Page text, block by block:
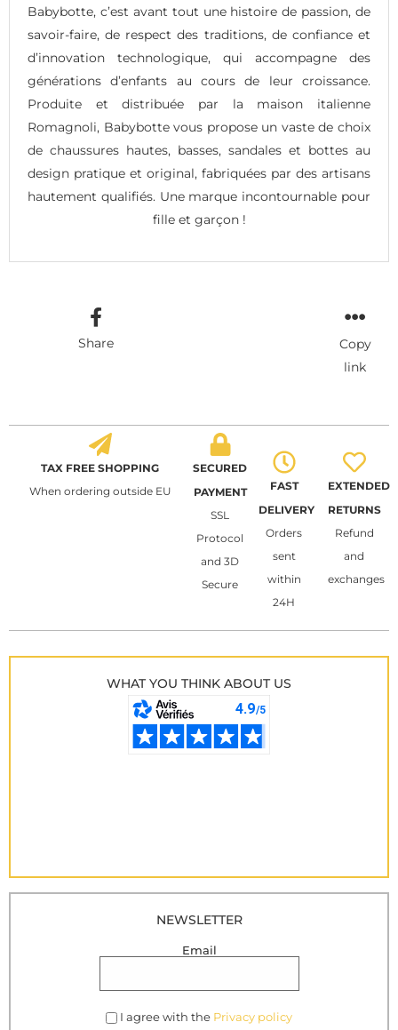
Babybotte, c’est avant tout une histoire de passion, de
savoir-faire, de respect des traditions, de confiance et
d’innovation technologique, qui accompagne des
générations d’enfants au cours de leur croissance.
Produite et distribuée par la maison italienne
Romagnoli, Babybotte vous propose un vaste de choix
de chaussures hautes, basses, sandales et bottes au
design pratique et original, fabriquées par des artisans
hautement qualifiés. Une marque incontournable pour
fille et garçon !
Share
Copy
link
TAX FREE SHOPPING
When ordering outside EU
SECURED
PAYMENT
SSL
Protocol
and 3D
Secure
FAST
DELIVERY
Orders
sent
within
24H
EXTENDED
RETURNS
Refund
and
exchanges
WHAT YOU THINK ABOUT US
NEWSLETTER
Email
I agree with the Privacy policy